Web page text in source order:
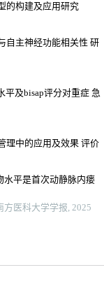
的构建及应用研究
自主神经功能相关性 研
平及bisap评分对重症 急
理中的应用及效果 评价
水平是首次动静脉内瘘
医科大学学报, 2025